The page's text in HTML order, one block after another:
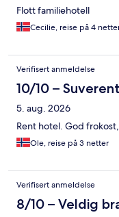
Flott familiehotell
Cecilie, reise på 4
Verifisert anmeldelse
10/10 – Suverent
5. aug. 2026
Rent hotel. God
Ole, reise på 3 netter
Verifisert anmeldelse
8/10 – Veldig